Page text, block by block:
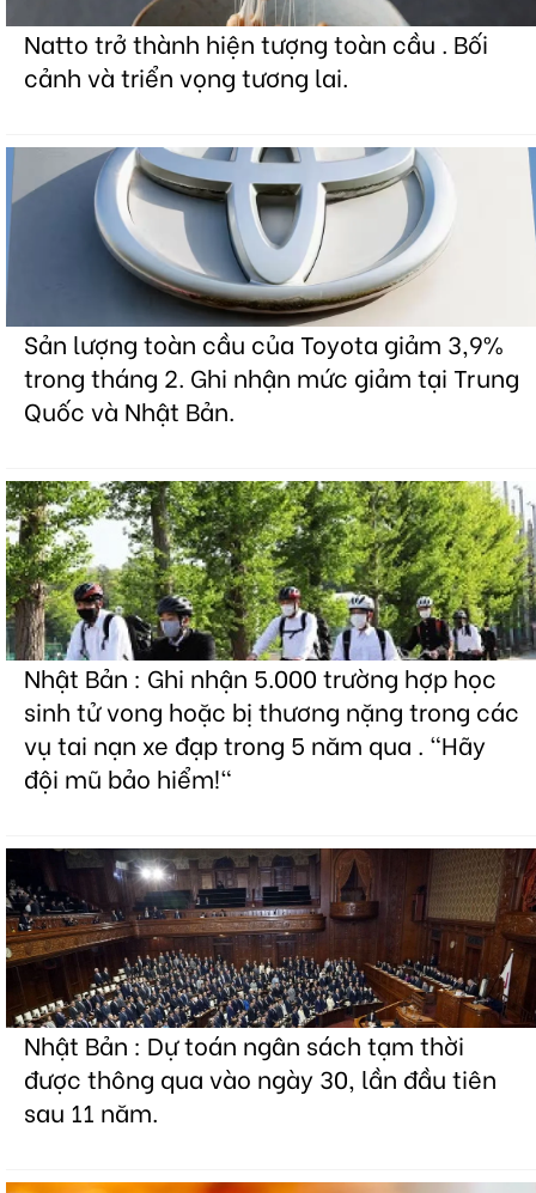
Natto trở thành hiện tượng toàn cầu . Bối
cảnh và triển vọng tương lai.
Sản lượng toàn cầu của Toyota giảm 3,9%
trong tháng 2. Ghi nhận mức giảm tại Trung
Quốc và Nhật Bản.
Nhật Bản : Ghi nhận 5.000 trường hợp học
sinh tử vong hoặc bị thương nặng trong các
vụ tai nạn xe đạp trong 5 năm qua . "Hãy
đội mũ bảo hiểm!"
Nhật Bản : Dự toán ngân sách tạm thời
được thông qua vào ngày 30, lần đầu tiên
sau 11 năm.